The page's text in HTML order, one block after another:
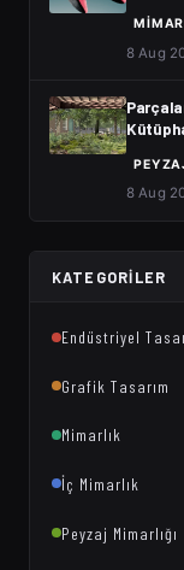
8 Aug
8 Aug
KATEGORILER
Endüstriyel
Grafik Tasarım
Mimarlık
İç Mimarlık
Peyzaj Mimarlığı